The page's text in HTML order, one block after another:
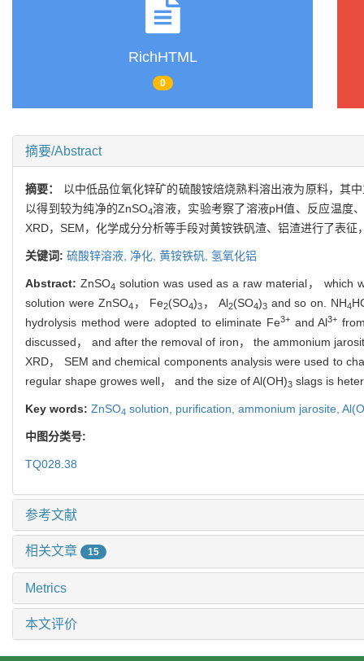
RichHTML
0
摘要/Abstract
摘要： 以中低品位氧化锌矿的硫酸铵焙烧熟料溶出液为原料，其
以得到较为纯净的ZnSO4溶液，实验考察了溶液pH值、反应温度
XRD，SEM，化学成分分析等手段对黄铵铁矾渣、铝渣进行了表
关键词: 硫酸锌溶液, 净化, 黄铵铁矾, 氢氧化铝
Abstract: ZnSO4 solution was used as a raw material， which
solution were ZnSO4 ， Fe2(SO4)3 ， Al2(SO4)3and so on. NH4
hydrolysis method were adopted to eliminate Fe3+and Al3+
discussed， and after the removal of iron， the ammonium
XRD， SEM and chemical components analysis were used to
regular shape growes well， and the size of Al(OH)3 slags is
Key words: ZnSO4 solution, purification, ammonium jarosite,
中图分类号:
TQ028.38
参考文献
相关文章 15
Metrics
本文评价